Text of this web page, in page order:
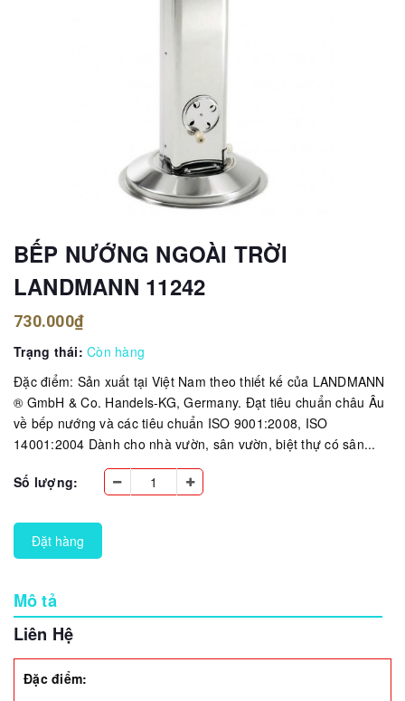
BẾP NƯỚNG NGOÀI TRỜI
LANDMANN 11242
730.000₫
Trạng thái: Còn hàng
Đặc điểm: Sản xuất tại Việt Nam theo thiết kế của LANDMANN
® GmbH & Co. Handels-KG, Germany. Đạt tiêu chuẩn châu Âu
về bếp nướng và các tiêu chuẩn ISO 9001:2008, ISO
14001:2004 Dành cho nhà vườn, sân vườn, biệt thự có sân...
Số lượng:
Đặt hàng
Mô tả
Liên Hệ
Đặc điểm: